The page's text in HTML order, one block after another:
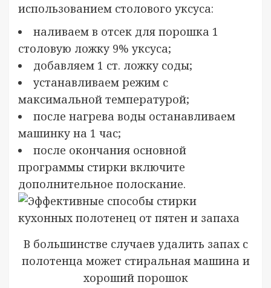
использованием столового уксуса:
наливаем в отсек для порошка 1
столовую ложку 9% уксуса;
добавляем 1 ст. ложку соды;
устанавливаем режим с
максимальной температурой;
после нагрева воды останавливаем
машинку на 1 час;
после окончания основной
программы стирки включите
дополнительное полоскание.
В большинстве случаев удалить запах с
полотенца может стиральная машина и
хороший порошок